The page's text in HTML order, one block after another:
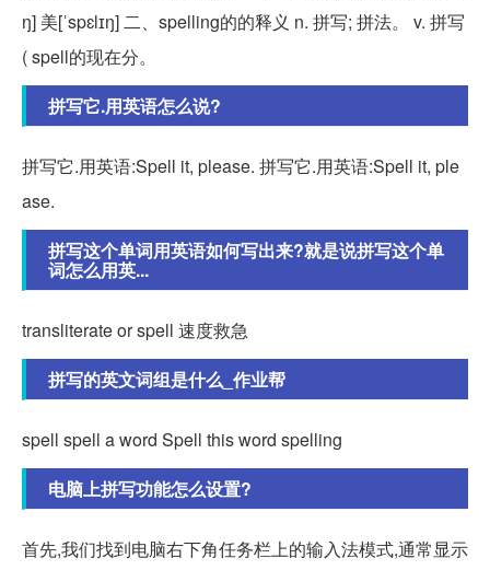
ŋ] 美[ˈspɛlɪŋ] 二、spelling的的释义 n. 拼写; 拼法。 v. 拼写
( spell的现在分。
拼写它.用英语怎么说?
拼写它.用英语:Spell it, please. 拼写它.用英语:Spell it, ple
ase.
拼写这个单词用英语如何写出来?就是说拼写这个单
词怎么用英...
transliterate or spell 速度救急
拼写的英文词组是什么_作业帮
spell spell a word Spell this word spelling
电脑上拼写功能怎么设置?
首先,我们找到电脑右下角任务栏上的输入法模式,通常显示